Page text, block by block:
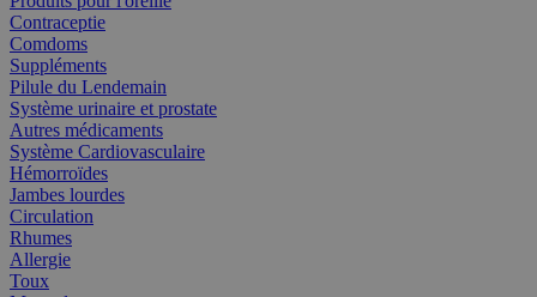
Contraceptie
Comdoms
Suppléments
Pilule du Lendemain
Système urinaire et prostate
Autres médicaments
Système Cardiovasculaire
Hémorroïdes
Jambes lourdes
Circulation
Rhumes
Allergie
Toux